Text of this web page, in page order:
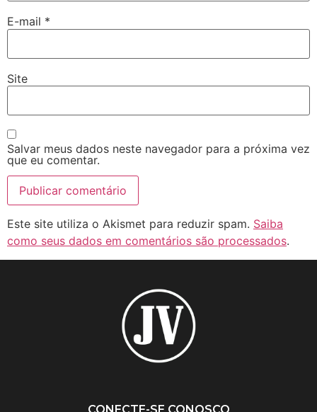
E-mail *
Site
Salvar meus dados neste navegador para a próxima vez
que eu comentar.
Este site utiliza o Akismet para reduzir spam. Saiba
como seus dados em comentários são processados.